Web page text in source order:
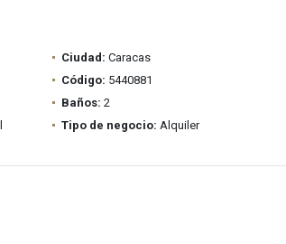
Ciudad: Caracas
Código: 5440881
Baños: 2
Tipo de negocio: Alquiler